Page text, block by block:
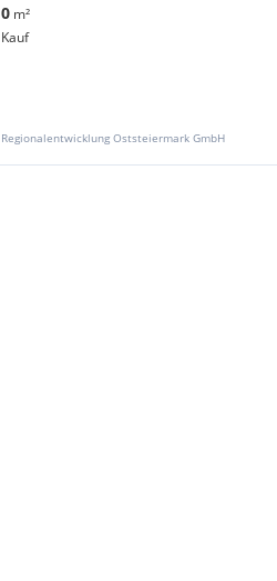
0 m²
Kauf
Regionalentwicklung Oststeiermark GmbH